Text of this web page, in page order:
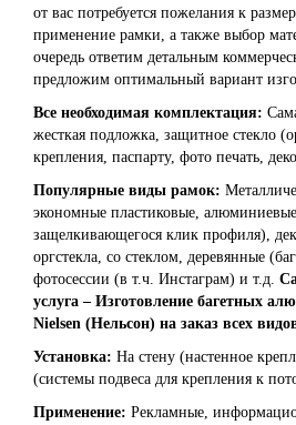
от вас потребуется пожелания к
применение рамки, а также выбор
очередь ответим детальным
предложим оптимальный вариант
Все необходимая комплектация:
жесткая подложка, защитное стекло
крепления, паспарту, фото печать,
Популярные виды рамок:
экономные пластиковые,
защелкивающегося клик профиля),
оргстекла, со стеклом, деревянные
фотосессии (в т.ч. Инстаграм) и т.д.
услуга – Изготовление багетных
Nielsen (Нельсон) на заказ всех
Установка: На стену (настенное
(системы подвеса для крепления к
Применение: Рекламные,